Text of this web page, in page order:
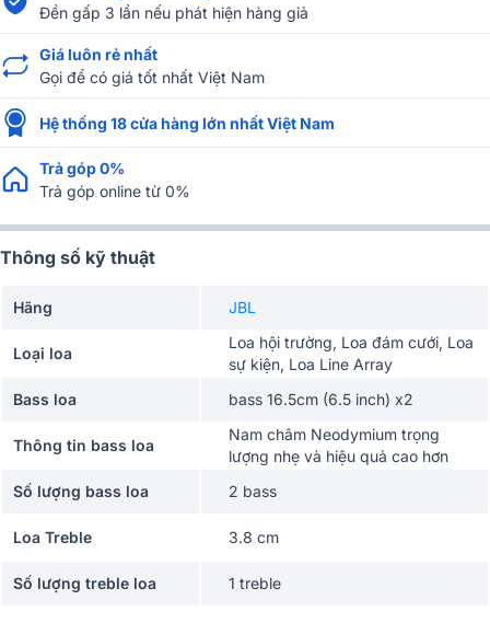
Đền gấp 3 lần nếu phát hiện hàng giả
Giá luôn rẻ nhất
Gọi để có giá tốt nhất Việt Nam
Hệ thống 18 cửa hàng lớn nhất Việt Nam
Trả góp 0%
Trả góp online từ 0%
Thông số kỹ thuật
Hãng JBL
Loại loa
Loa hội trường, Loa đám cưới, Loa
sự kiện, Loa Line Array
Bass loa
bass 16.5cm (6.5 inch) x2
Thông tin bass loa
Nam châm Neodymium trọng
lượng nhẹ và hiệu quả cao hơn
Số lượng bass loa
2 bass
Loa Treble 3.8 cm
Số lượng treble loa 1 treble